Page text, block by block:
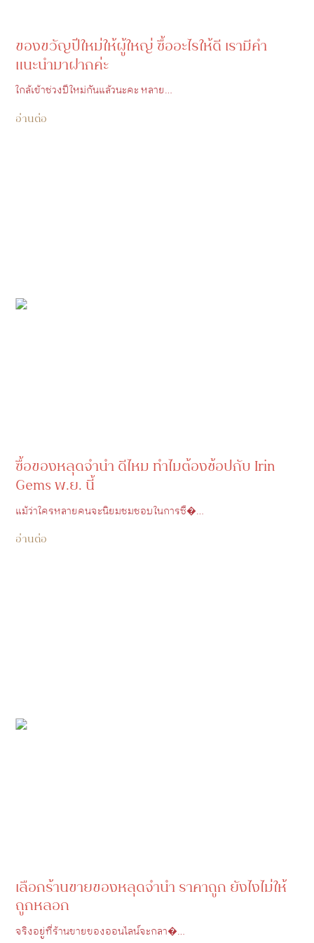
ของขวัญปีใหม่ให้ผู้ใหญ่ ซื้ออะไรให้ดี เรามีคำ
แนะนำมาฝากค่ะ
ใกล้เข้าช่วงปีใหม่กันแล้วนะคะ หลาย…
อ่านต่อ
ซื้อของหลุดจํานํา ดีไหม ทำไมต้องช้อปกับ Irin
Gems พ.ย. นี้
แม้ว่าใครหลายคนจะนิยมชมชอบในการซื�…
อ่านต่อ
เลือกร้านขายของหลุดจํานํา ราคาถูก ยังไงไม่ให้
ถูกหลอก
จริงอยู่ที่ร้านขายของออนไลน์จะกลา�…